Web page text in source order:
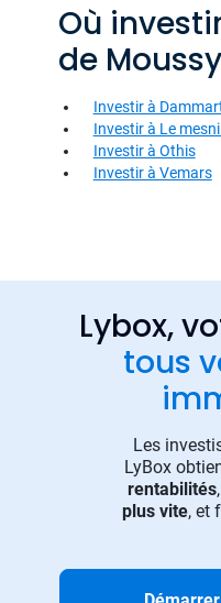
Où
de
Investir à
Investir à Le
Investir à Othis
Investir à Vemars
Lybox,
tous
Les
LyBox
rentabilités
plus vite, et